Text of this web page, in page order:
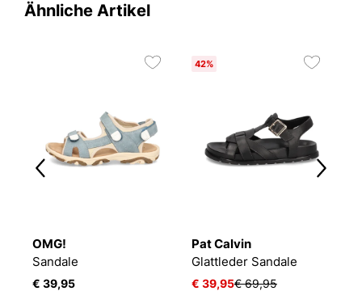
Ähnliche Artikel
OMG!
Sandale
€ 39,95
42%
Pat Calvin
Glattleder Sandale
€ 39,95€ 69,95